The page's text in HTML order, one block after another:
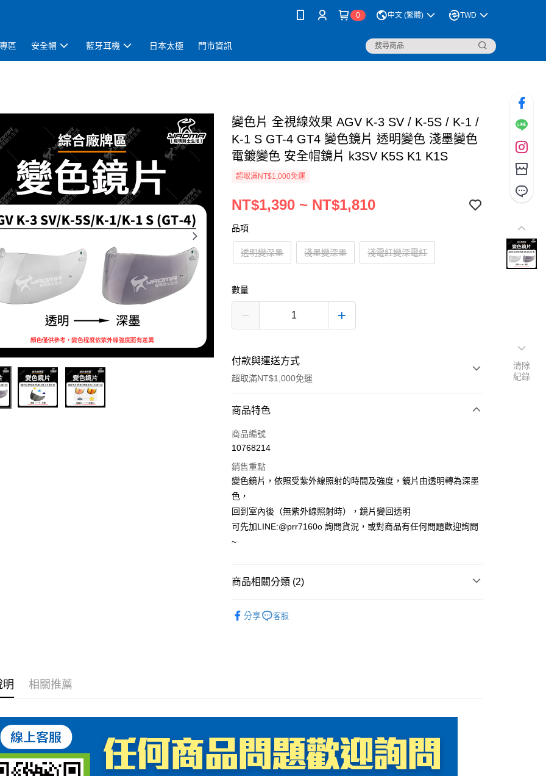
0 中文 (繁體) TWD
區 安全帽 藍牙耳機 日本太極 門市資訊
變色片 全視線效果 AGV K-3 SV / K-5S / K-1 /
K-1 S GT-4 GT4 變色鏡片 透明變色 淺墨變色
電鍍變色 安全帽鏡片 k3SV K5S K1 K1S
超取滿NT$1,000免運
NT$1,390 ~ NT$1,810
品項
透明變深墨 淺墨變深墨 淺電紅變深電紅
數量
付款與運送方式
超取滿NT$1,000免運
付款方式
信用卡一次付款
Apple Pay
ATM付款
每筆NT$60，滿NT$1,000(含以上)免運費
每筆NT$60，滿NT$1,000(含以上)免運費
商品特色
商品編號
10768214
銷售重點
變色鏡片，依照受紫外線照射的時間及強度，鏡片由透明轉為深墨
色，
回到室內後（無紫外線照射時），鏡片變回透明
可先加LINE:@prr7160o 詢問貨況，或對商品有任何問題歡迎詢問
~
商品相關分類 (2)
分享 客服
明 相關推薦
清除
紀錄